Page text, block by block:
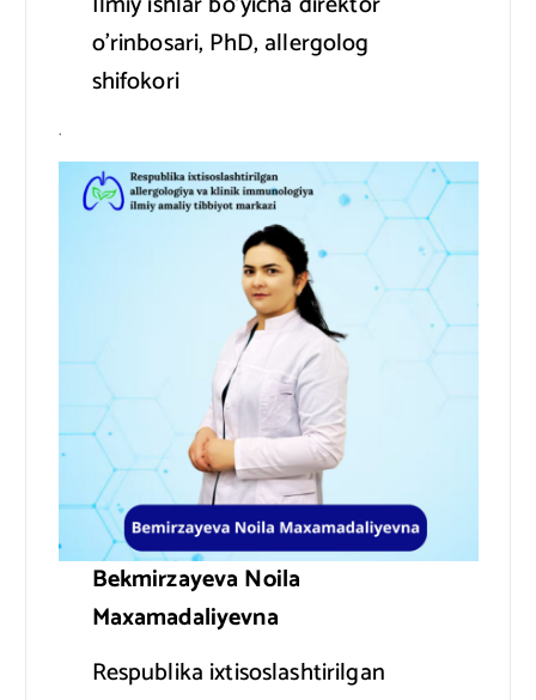
o’rinbosari, PhD, allergolog
shifokori
.
Bekmirzayeva Noila
Maxamadaliyevna
Respublika ixtisoslashtirilgan